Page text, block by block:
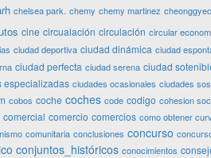
chelsea park. chemy chemy martinez
cine circualación circulación circular
ciudad deportiva ciudad dinámica ciudad
ciudad perfecta ciudad serena ciudad
especializadas ciudades ocasionales ciudades
cobos coche coches code codigo cohesion
comercial comercio comercios como obtener
comunitaria conclusiones concurso
conjuntos_históricos conocimientos